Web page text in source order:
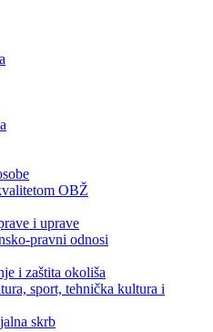
OBŽ
i uprave
pravni odnosi
i zaštita okoliša
sport, tehnička kultura i
skrb